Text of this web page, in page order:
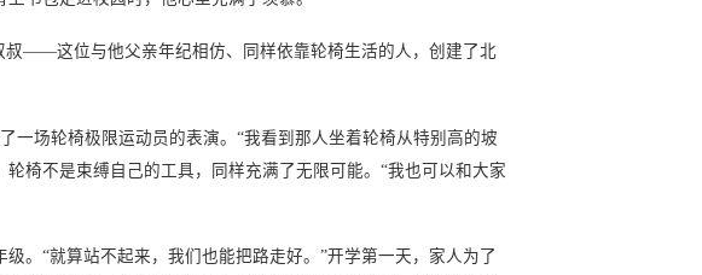
叔——这位与他父亲年纪相仿、同样依靠轮椅生活的人，创建了北
一场轮椅极限运动员的表演。“我看到那人坐着轮椅从特别高的坡
椅不是束缚自己的工具，同样充满了无限可能。“我也可以和大家
。“就算站不起来，我们也能把路走好。”开学第一天，家人为了